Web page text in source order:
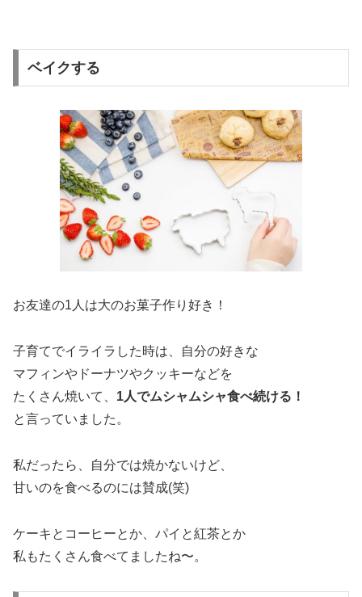
ベイクする
お友達の1人は大のお菓子作り好き！
子育てでイライラした時は、自分の好きな
マフィンやドーナツやクッキーなどを
たくさん焼いて、 1人でムシャムシャ食べ続ける！
と言っていました。
私だったら、自分では焼かないけど、
甘いのを食べるのには賛成(笑)
ケーキとコーヒーとか、パイと紅茶とか
私もたくさん食べてましたね〜。